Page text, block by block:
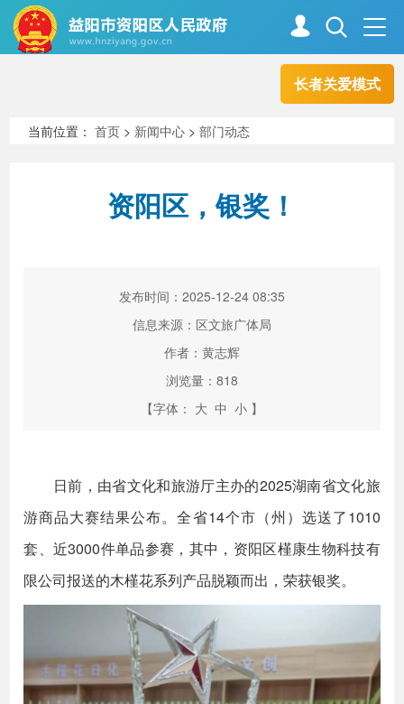
长者关爱模式
走进资阳
政务服务 互动交流
当前位置：首页 > 新闻中心 >部门动态
资阳区，银奖！
发布时间：2025-12-24 08:35
信息来源：区文旅广体局
作者：黄志辉
浏览量： 818
【字体： 大 中 小 】
日前，由省文化和旅游厅主办的2025湖南省文化旅
游商品大赛结果公布。全省14个市（州）选送了1010
套、近3000件单品参赛，其中，资阳区槿康生物科技有
限公司报送的木槿花系列产品脱颖而出，荣获银奖。